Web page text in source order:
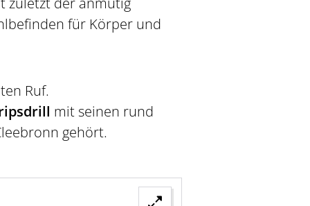
für Körper und
Ruf.
mit seinen rund
gehört.